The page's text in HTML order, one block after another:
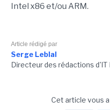
Intel x86 et/ou ARM.
Article rédigé par
Serge Leblal
Directeur des rédactions d'IT
Cet article vous a